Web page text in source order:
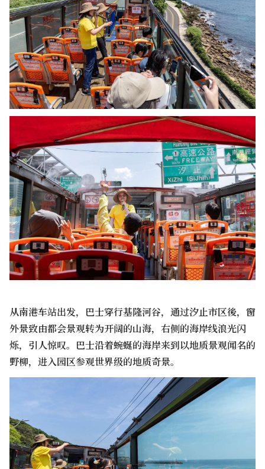
从南港车站出发，巴士穿行基隆河谷，通过汐止市区後，窗
外景致由都会景观转为开阔的山海，右侧的海岸线浪光闪
烁，引人惊叹。巴士沿着蜿蜒的海岸来到以地质景观闻名的
野柳，进入园区参观世界级的地质奇景。